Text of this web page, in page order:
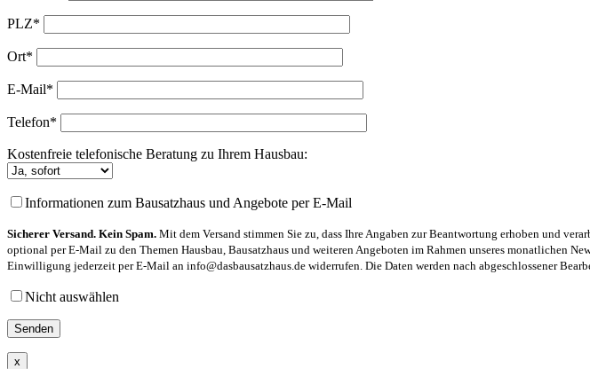
PLZ*
Ort*
E-Mail*
Telefon*
Kostenfreie telefonische Beratung zu Ihrem Hausbau:
Informationen zum Bausatzhaus und Angebote per E-Mail
Sicherer Versand. Kein Spam. Mit dem Versand stimmen Sie zu, dass Ihre Angaben zur Beantwortung erhoben und
optional per E-Mail zu den Themen Hausbau, Bausatzhaus und weiteren Angeboten im Rahmen unseres monatlichen
Einwilligung jederzeit per E-Mail an info@dasbausatzhaus.de widerrufen. Die Daten werden nach abgeschlossener
Nicht auswählen
x